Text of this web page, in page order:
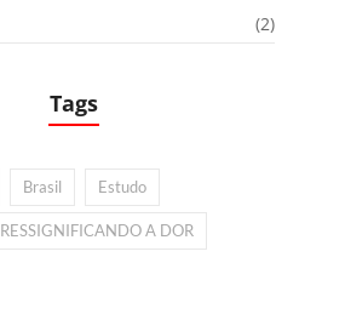
(2)
Tags
Brasil Estudo
RESSIGNIFICANDO A DOR